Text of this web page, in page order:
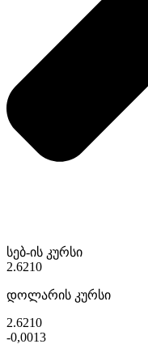
სებ-ის კურსი
2.6210
დოლარის კურსი
2.6210
-0,0013